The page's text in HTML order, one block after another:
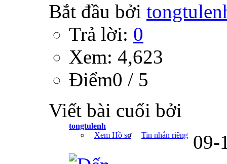
Bắt đầu bởi
Trả lời: 0
Xem: 4,623
Ðiểm0 / 5
Viết bài cuối bởi
tongtulenh
Xem Hồ sơ
Tin nhắn riêng 09-